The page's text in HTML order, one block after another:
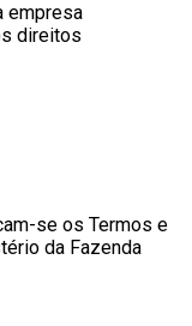
empresa
direitos
se os Termos e
da Fazenda